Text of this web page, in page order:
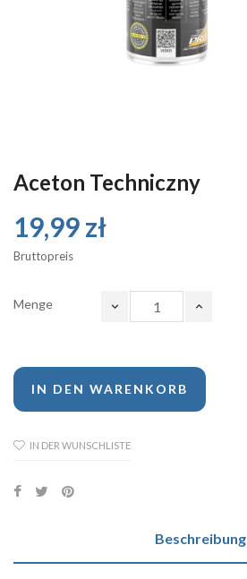
Aceton Techniczny
19,99 zł
Bruttopreis
Menge
IN DEN WARENKORB
IN DER WUNSCHLISTE
Beschreibung